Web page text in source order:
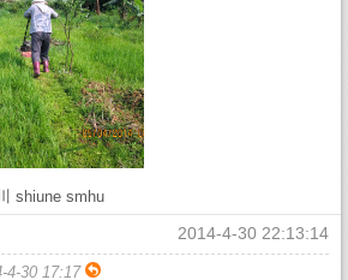
shiune smhu
2014-4-30 22:13:14
4-30 17:17